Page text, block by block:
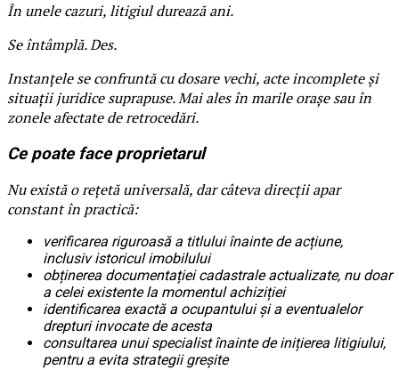
În unele cazuri, litigiul durează ani.
Se întâmplă. Des.
Instanțele se confruntă cu dosare vechi, acte incomplete și
situații juridice suprapuse. Mai ales în marile orașe sau în
zonele afectate de retrocedări.
Ce poate face proprietarul
Nu există o rețetă universală, dar câteva direcții apar
constant în practică:
verificarea riguroasă a titlului înainte de acțiune,
inclusiv istoricul imobilului
obținerea documentației cadastrale actualizate, nu doar
a celei existente la momentul achiziției
identificarea exactă a ocupantului și a eventualelor
drepturi invocate de acesta
consultarea unui specialist înainte de inițierea litigiului,
pentru a evita strategii greșite